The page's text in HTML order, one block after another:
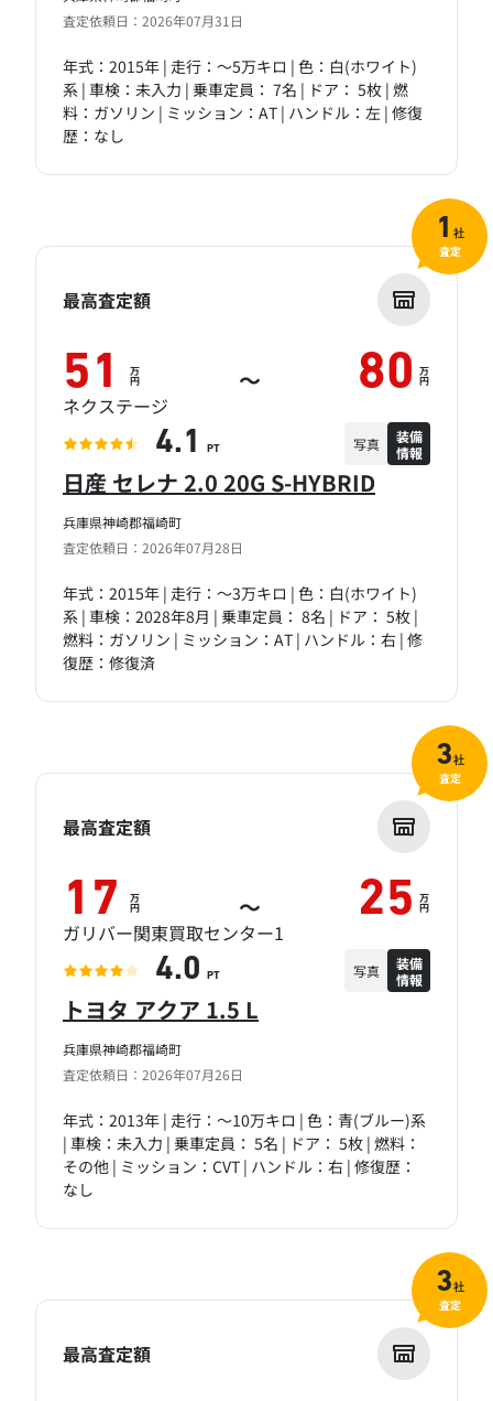
査定依頼日：2026年07月31日
年式：2015年 | 走行：～5万キロ | 色：白(ホワイト)
系 | 車検：未入力 | 乗車定員： 7名 | ドア： 5枚 | 燃
料：ガソリン | ミッション：AT | ハンドル：左 | 修復
歴：なし
兵庫県神崎郡福崎町
査定依頼日：2026年07月28日
日産 セレナ 2.0 20G S-HYBRID
年式：2015年 | 走行：～3万キロ | 色：白(ホワイト)
系 | 車検：2028年8月 | 乗車定員： 8名 | ドア： 5枚 |
燃料：ガソリン | ミッション：AT | ハンドル：右 | 修
復歴：修復済
最高査定額
51 万
円 ～ 80 万
円
ネクステージ
4.1 PT 写真
装備
情報
1 社
査定
兵庫県神崎郡福崎町
査定依頼日：2026年07月26日
トヨタ アクア 1.5 L
年式：2013年 | 走行：～10万キロ | 色：青(ブルー)系
| 車検：未入力 | 乗車定員： 5名 | ドア： 5枚 | 燃料：
その他 | ミッション：CVT | ハンドル：右 | 修復歴：
なし
最高査定額
17 万
円 ～ 25 万
円
ガリバー関東買取センター1
4.0 PT 写真
装備
情報
3社
査定
最高査定額
3社
査定